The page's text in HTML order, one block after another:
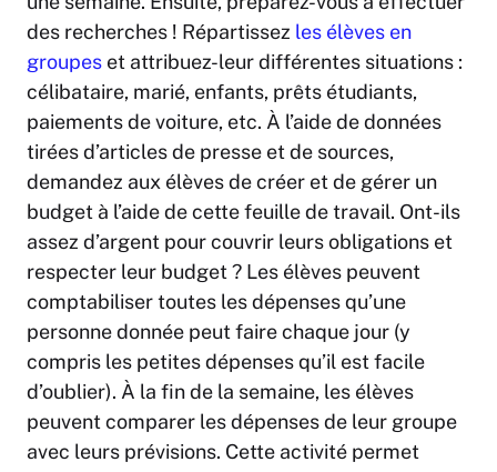
des recherches ! Répartissez les élèves en
groupes et attribuez-leur différentes situations :
célibataire, marié, enfants, prêts étudiants,
paiements de voiture, etc. À l’aide de données
tirées d’articles de presse et de sources,
demandez aux élèves de créer et de gérer un
budget à l’aide de cette feuille de travail. Ont-ils
assez d’argent pour couvrir leurs obligations et
respecter leur budget ? Les élèves peuvent
comptabiliser toutes les dépenses qu’une
personne donnée peut faire chaque jour (y
compris les petites dépenses qu’il est facile
d’oublier). À la fin de la semaine, les élèves
peuvent comparer les dépenses de leur groupe
avec leurs prévisions. Cette activité permet